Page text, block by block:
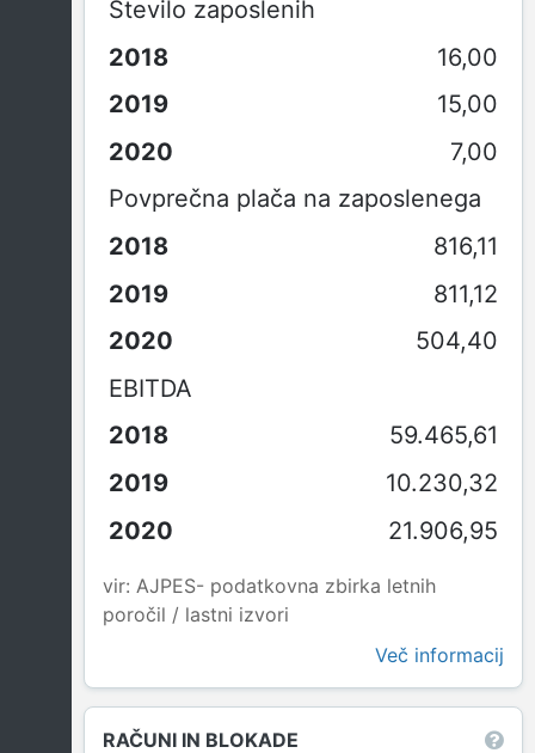
Število zaposlenih
16,00
15,00
7,00
Povprečna plača na zaposlenega
816,11
811,12
504,40
EBITDA
59.465,61
10.230,32
21.906,95
vir: AJPES- podatkovna zbirka letnih
poročil / lastni izvori
Več informacij
RAČUNI IN BLOKADE